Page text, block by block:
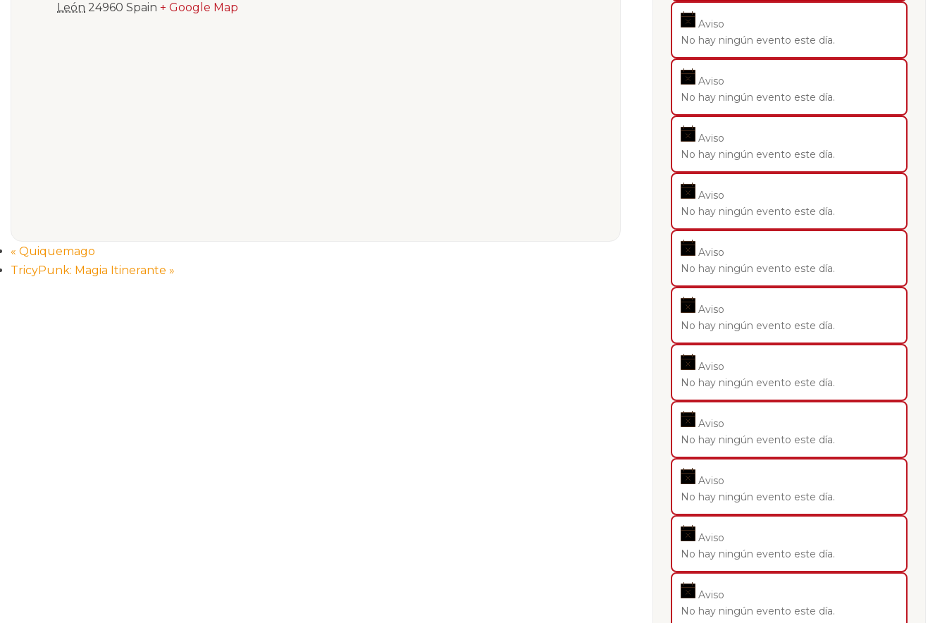
León 24960 Spain + Google Map
« Quiquemago
TricyPunk: Magia Itinerante »
Aviso
No hay ningún evento este día.
Aviso
No hay ningún evento este día.
Aviso
No hay ningún evento este día.
Aviso
No hay ningún evento este día.
Aviso
No hay ningún evento este día.
Aviso
No hay ningún evento este día.
Aviso
No hay ningún evento este día.
Aviso
No hay ningún evento este día.
Aviso
No hay ningún evento este día.
Aviso
No hay ningún evento este día.
Aviso
No hay ningún evento este día.